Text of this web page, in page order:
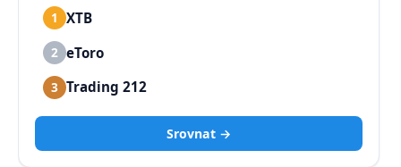
1 XTB
2 eToro
3 Trading 212
Srovnat →